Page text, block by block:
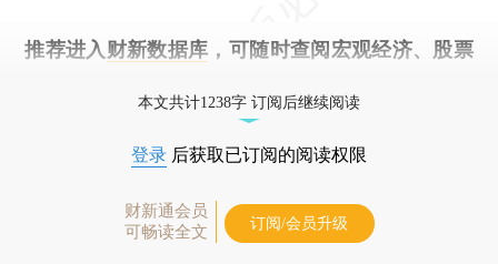
推荐进入 财新数据库 ，可随时查阅宏观经济、股票
本文共计1238字 订阅后继续阅读
登录 后获取已订阅的阅读权限
财新通会员
可畅读全文
订阅/会员升级